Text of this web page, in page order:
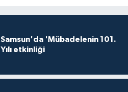
Samsun'da 'Mübadelenin 101.
Yılı etkinliği